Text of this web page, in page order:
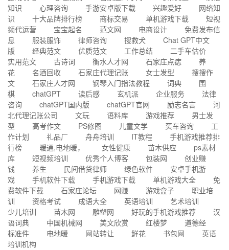
知识
心理咨询 手游安卓版下载 兴趣爱好
网络知
识
十大品牌排行榜 商标交易 单机游戏下载
短视
频代运营
宝宝起名 范文网 电商设计
免费发布信
息
服装服饰 律师咨询 搜救犬
Chat GPT中文
版
经典范文 优质范文 工作总结
二手车估价
实用范文
古诗词 衡水人才网 石家庄点痣
养
花
名酒回收 石家庄代理记账 女士发型
搜搜作
文
石家庄人才网 钢琴入门指法教程 词典
围
棋
chatGPT 读后感 玄机派 企业服务
法律
咨询
chatGPT国内版 chatGPT官网 励志名言
河
北代理记账公司
文玩 语料库 游戏推荐
男士发
型
高考作文 PS修图 儿童文学 买车咨询
工
作计划
礼品厂 舟舟培训 IT教程
手机游戏推荐排
行榜
暖通,电地暖， 女性健康 苗木供应
ps素材
库
短视频培训 优秀个人博客 包装网
创业赚
钱
养生 民间借贷律师 绿色软件
安卓手机游
戏
手机软件下载 手机游戏下载 单机游戏大全
免
费软件下载
石家庄论坛 网赚 游戏盒子
职业培
训
资格考试 成语大全 英语培训
艺术培训
少儿培训
苗木网 雕塑网 好玩的手机游戏推荐
汉
语词典
中国机械网 美文欣赏 红楼梦
道德经
标准件
电地暖 网站转让 鲜花 书包网
英语
培训机构